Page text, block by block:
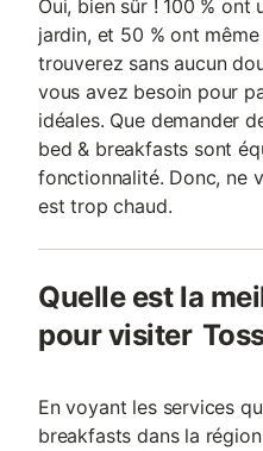
Oui, bien sûr ! 100 % ont
jardin, et 50 % ont
trouverez sans aucun
vous avez besoin pour
idéales. Que demander
bed & breakfasts sont
fonctionnalité. Donc, ne
est trop chaud.
Quelle est la
pour visiter
En voyant les services
breakfasts dans la